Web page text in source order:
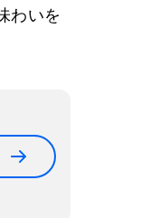
わいを